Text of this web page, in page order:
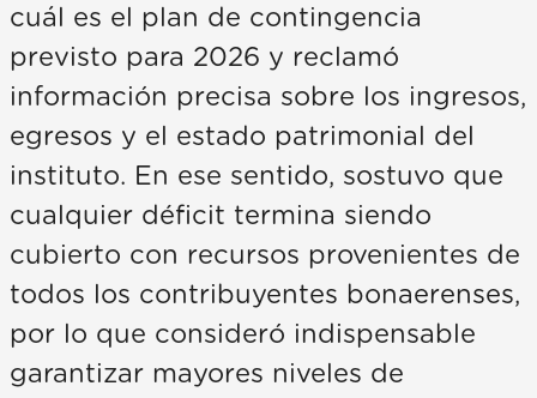
cuál es el plan de contingencia
previsto para 2026 y reclamó
información precisa sobre los ingresos,
egresos y el estado patrimonial del
instituto. En ese sentido, sostuvo que
cualquier déficit termina siendo
cubierto con recursos provenientes de
todos los contribuyentes bonaerenses,
por lo que consideró indispensable
garantizar mayores niveles de